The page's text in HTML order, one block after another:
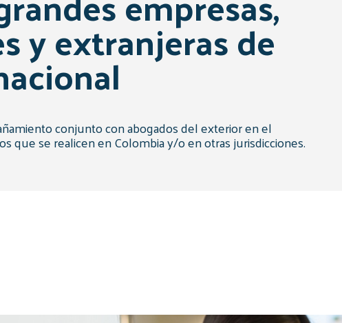
y extranjeras de
conjunto con abogados del exterior en el
que se realicen en Colombia y/o en otras jurisdicciones.